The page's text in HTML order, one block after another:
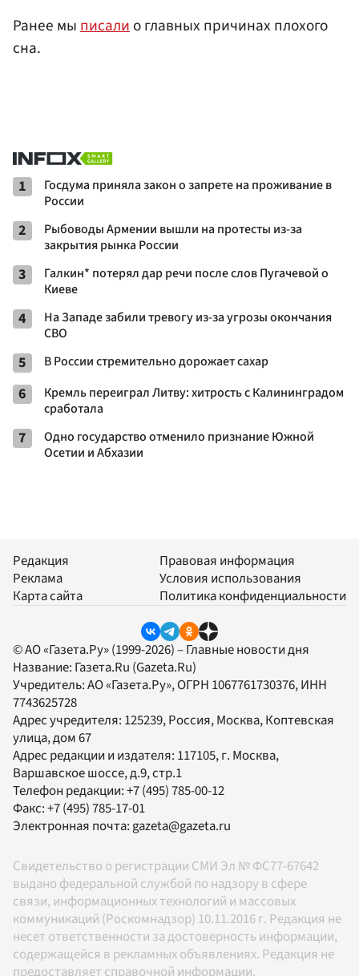
Ранее мыписалио главных причинах плохого
сна.
1
Госдума приняла закон о запрете на проживание в
России
2
Рыбоводы Армении вышли на протесты из-за
закрытия рынка России
3
Галкин* потерял дар речи после слов Пугачевой о
Киеве
4
На Западе забили тревогу из-за угрозы окончания
СВО
5 В России стремительно дорожает сахар
6
Кремль переиграл Литву: хитрость с Калининградом
сработала
7
Одно государство отменило признание Южной
Осетии и Абхазии
Редакция
Реклама
Карта сайта
Правовая информация
Условия использования
Политика конфиденциальности
© АО «Газета.Ру» (1999-2026) – Главные новости дня
Название: Газета.Ru (Gazeta.Ru)
Учредитель:АО «Газета.Ру», ОГРН 1067761730376, ИНН
7743625728
Адрес учредителя: 125239, Россия, Москва, Коптевская
улица, дом 67
Адрес редакции и издателя: 117105, г. Москва,
Варшавское шоссе, д.9, стр.1
Телефон редакции:+7 (495) 785-00-12
Факс:+7 (495) 785-17-01
Электронная почта: gazeta@gazeta.ru
Свидетельство о регистрации СМИ Эл № ФС77-67642
выдано федеральной службой по надзору в сфере
связи, информационных технологий и массовых
коммуникаций (Роскомнадзор) 10.11.2016 г. Редакция не
несет ответственности за достоверность информации,
содержащейся в рекламных объявлениях. Редакция не